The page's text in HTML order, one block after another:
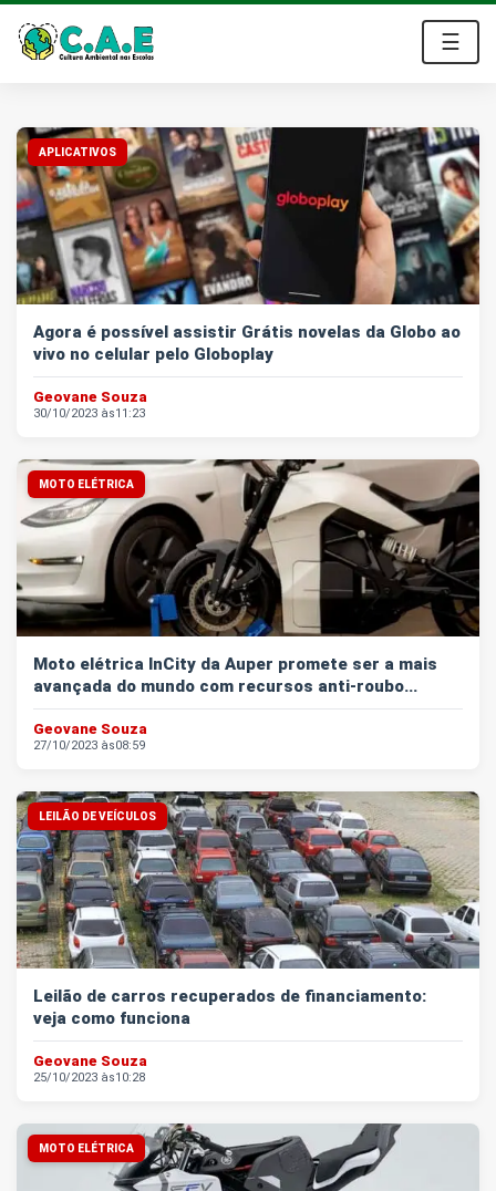
O Emprego dos Sonhos - Vagas Home
☰
APLICATIVOS
Agora é possível assistir Grátis novelas da Globo ao
vivo no celular pelo Globoplay
Geovane Souza
30/10/2023 às11:23
MOTO ELÉTRICA
Moto elétrica InCity da Auper promete ser a mais
avançada do mundo com recursos anti-roubo...
Geovane Souza
27/10/2023 às08:59
LEILÃO DE VEÍCULOS
Leilão de carros recuperados de financiamento:
veja como funciona
Geovane Souza
25/10/2023 às10:28
MOTO ELÉTRICA